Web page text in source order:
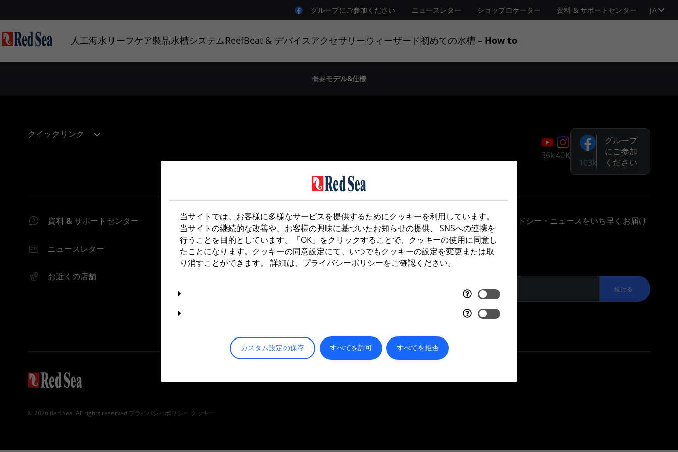
グループにご参加ください ニュースレター ショップロケーター 資料 & サポートセンター JA
人工海水 リーフケア製品水槽システムReefBeat & デバイスアクセサリーウィーザード初めての水槽 – How to
概要モデル&仕様
クイックリンク
36k40K
103k
グループ
にご参加
ください
資料 & サポートセンター
ニュースレター
お近くの店舗
ご登録頂くと、レッドシー・ニュースをいち早くお届け
します！
続ける
プライバシーポリシー
© 2026 Red Sea. All rights reserved プライバシーポリシー クッキー
当サイトでは、お客様に多様なサービスを提供するためにクッキーを利用しています。
当サイトの継続的な改善や、お客様の興味に基づいたお知らせの提供、 SNSへの連携を
行うことを目的としています。「OK」をクリックすることで、クッキーの使用に同意し
たことになります。クッキーの同意設定にて、いつでもクッキーの設定を変更または取
り消すことができます。 詳細は、プライバシーポリシーをご確認ください。
カスタム設定の保存 すべてを許可 すべてを拒否